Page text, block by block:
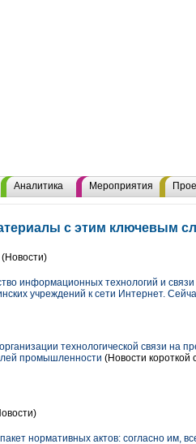
Аналитика Мероприятия
с этим ключевым
(Новости)
информационных технологий и
учреждений к сети Интернет.
технологической связи на
промышленности (Новости короткой
нормативных актов: согласно им,